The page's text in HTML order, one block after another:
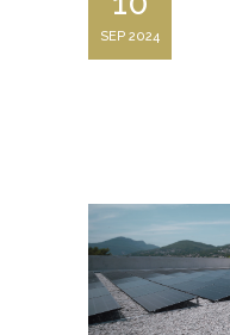
SEP 2024